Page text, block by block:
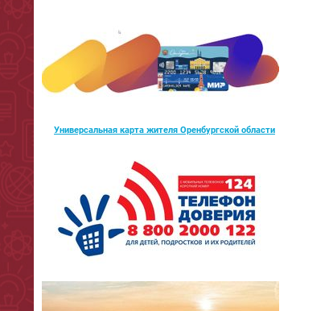
Универсальная карта жителя Оренбургской области